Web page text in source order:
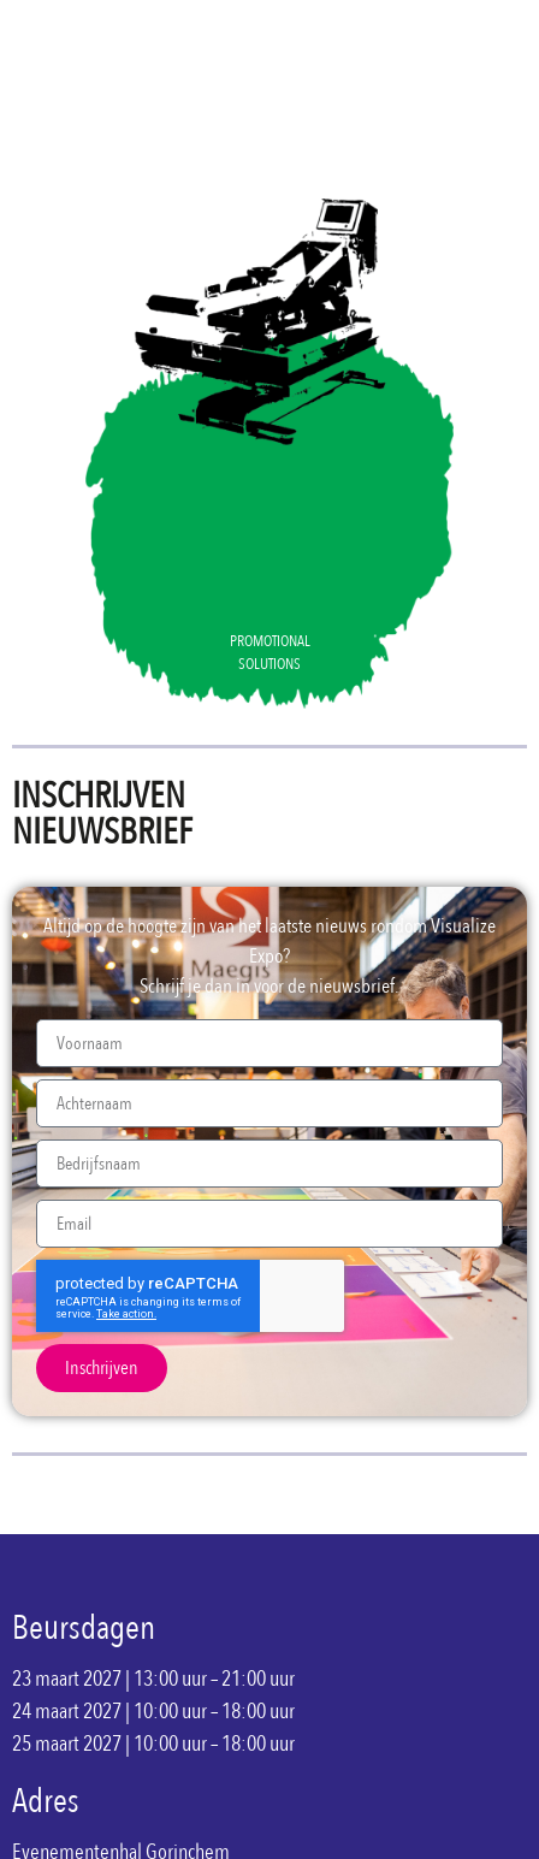
PROMOTIONAL
SOLUTIONS
INSCHRIJVEN
NIEUWSBRIEF
Altijd op de hoogte zijn van het laatste nieuws rondom Visualize
Expo?
Schrijf je dan in voor de nieuwsbrief.
Inschrijven
Beursdagen
23 maart 2027 | 13:00 uur – 21:00 uur
24 maart 2027 | 10:00 uur – 18:00 uur
25 maart 2027 | 10:00 uur – 18:00 uur
Adres
Evenementenhal Gorinchem